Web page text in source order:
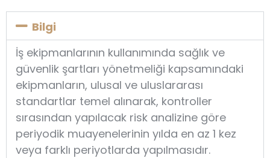
Bilgi
İş ekipmanlarının kullanımında sağlık ve
güvenlik şartları yönetmeliği kapsamındaki
ekipmanların, ulusal ve uluslararası
standartlar temel alınarak, kontroller
sırasından yapılacak risk analizine göre
periyodik muayenelerinin yılda en az 1 kez
veya farklı periyotlarda yapılmasıdır.